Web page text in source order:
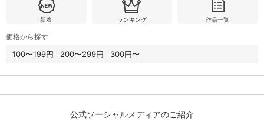
新着 ランキング 作品一覧
価格から探す
100〜199円 200〜299円 300円〜
公式ソーシャルメディアのご紹介